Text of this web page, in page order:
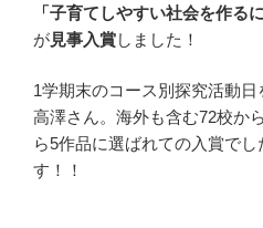
「子育てしやすい社会を作るに
が見事入賞しました！
1学期末のコース別探究活動
高澤さん。海外も含む72校か
ら5作品に選ばれての入賞で
す！！